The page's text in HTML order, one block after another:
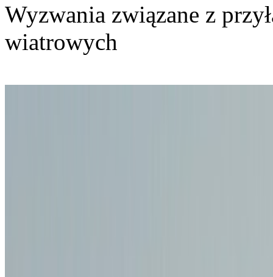
Wyzwania związane z
wiatrowych